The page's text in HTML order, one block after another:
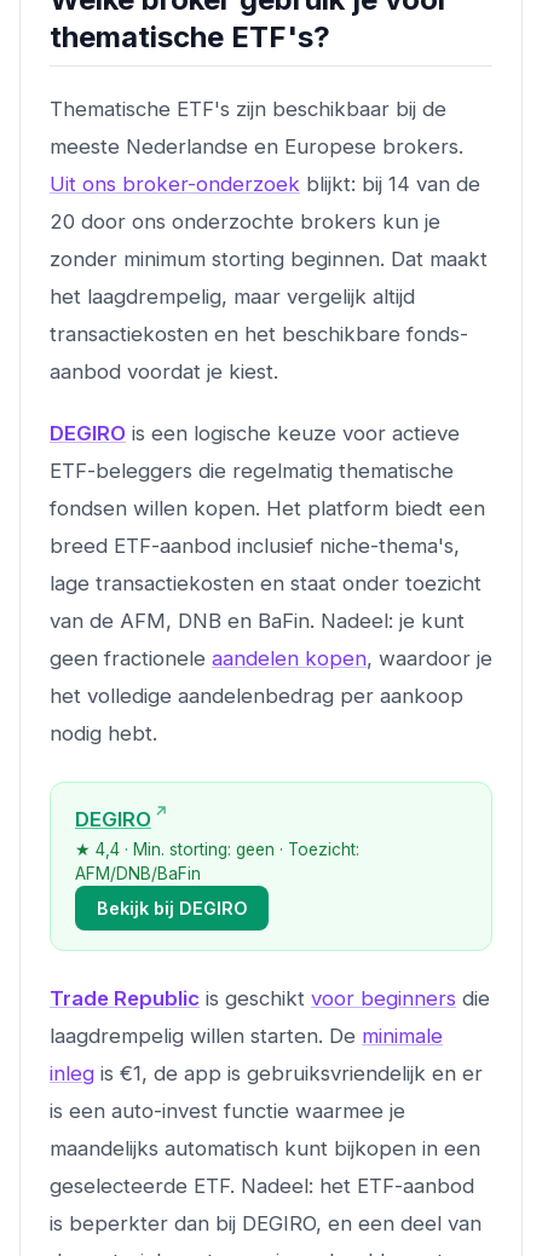
thematische ETF's?
Thematische ETF's zijn beschikbaar bij de
meeste Nederlandse en Europese brokers.
Uit ons broker-onderzoek blijkt: bij 14 van de
20 door ons onderzochte brokers kun je
zonder minimum storting beginnen. Dat maakt
het laagdrempelig, maar vergelijk altijd
transactiekosten en het beschikbare fonds-
aanbod voordat je kiest.
DEGIRO is een logische keuze voor actieve
ETF-beleggers die regelmatig thematische
fondsen willen kopen. Het platform biedt een
breed ETF-aanbod inclusief niche-thema's,
lage transactiekosten en staat onder toezicht
van de AFM, DNB en BaFin. Nadeel: je kunt
geen fractionele aandelen kopen, waardoor je
het volledige aandelenbedrag per aankoop
nodig hebt.
DEGIRO
★ 4,4 · Min. storting: geen · Toezicht:
AFM/DNB/BaFin
Bekijk bij DEGIRO
Trade Republic is geschikt voor beginners die
laagdrempelig willen starten. De minimale
inleg is €1, de app is gebruiksvriendelijk en er
is een auto-invest functie waarmee je
maandelijks automatisch kunt bijkopen in een
geselecteerde ETF. Nadeel: het ETF-aanbod
is beperkter dan bij DEGIRO, en een deel van